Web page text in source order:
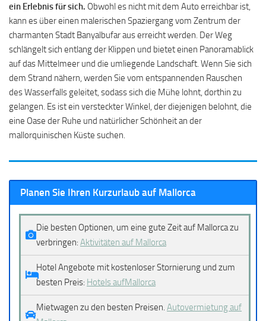
ein Erlebnis für sich. Obwohl es nicht mit dem Auto erreichbar ist,
kann es über einen malerischen Spaziergang vom Zentrum der
charmanten Stadt Banyalbufar aus erreicht werden. Der Weg
schlängelt sich entlang der Klippen und bietet einen Panoramablick
auf das Mittelmeer und die umliegende Landschaft. Wenn Sie sich
dem Strand nähern, werden Sie vom entspannenden Rauschen
des Wasserfalls geleitet, sodass sich die Mühe lohnt, dorthin zu
gelangen. Es ist ein versteckter Winkel, der diejenigen belohnt, die
eine Oase der Ruhe und natürlicher Schönheit an der
mallorquinischen Küste suchen.
Planen Sie Ihren Kurzurlaub auf Mallorca
Die besten Optionen, um eine gute Zeit auf Mallorca zu
verbringen: Aktivitäten auf Mallorca
Hotel Angebote mit kostenloser Stornierung und zum
besten Preis: Hotels aufMallorca
Mietwagen zu den besten Preisen. Autovermietung auf